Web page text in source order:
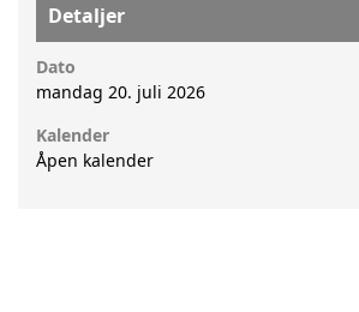
Detaljer
Dato
mandag 20. juli 2026
Kalender
Åpen kalender